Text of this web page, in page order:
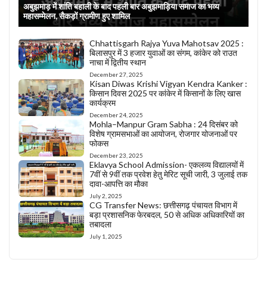
अबुझमाड़ में शांति बहाली के बाद पहली बार अबुझमाड़िया समाज का भव्य
महासम्मेलन, सैकड़ों ग्रामीण हुए शामिल
Chhattisgarh Rajya Yuva Mahotsav 2025 :
बिलासपुर में 3 हजार युवाओं का संगम, कांकेर को राउत
नाचा में द्वितीय स्थान
December 27, 2025
Kisan Diwas Krishi Vigyan Kendra Kanker :
किसान दिवस 2025 पर कांकेर में किसानों के लिए खास
कार्यक्रम
December 24, 2025
Mohla–Manpur Gram Sabha : 24 दिसंबर को
विशेष ग्रामसभाओं का आयोजन, रोजगार योजनाओं पर
फोकस
December 23, 2025
Eklavya School Admission- एकलव्य विद्यालयों में
7वीं से 9वीं तक प्रवेश हेतु मेरिट सूची जारी, 3 जुलाई तक
दावा-आपत्ति का मौका
July 2, 2025
CG Transfer News: छत्तीसगढ़ पंचायत विभाग में
बड़ा प्रशासनिक फेरबदल, 50 से अधिक अधिकारियों का
तबादला
July 1, 2025